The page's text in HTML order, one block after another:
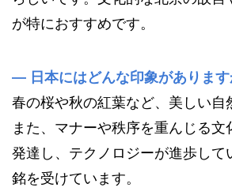
が特におすすめです。
— 日本にはどんな印象があります
春の桜や秋の紅葉など、美しい自
また、マナーや秩序を重んじる文
発達し、テクノロジーが進歩して
銘を受けています。